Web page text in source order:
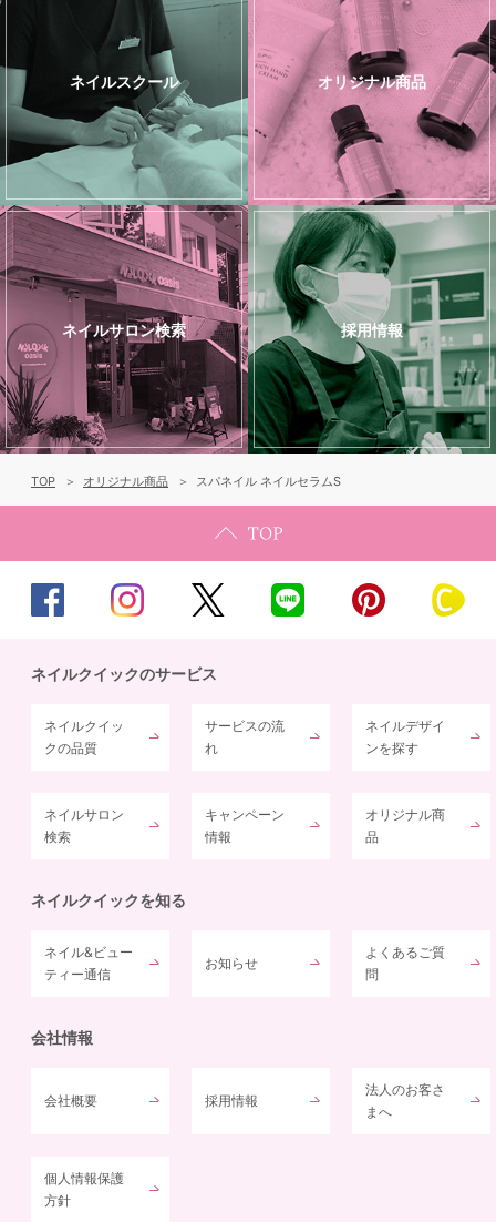
ネイルスクール オリジナル商品
ネイルサロン検索 採用情報
TOP オリジナル商品 スパネイル ネイルセラムS
ネイルクイックのサービス
ネイルクイッ
クの品質
サービスの流
れ
ネイルデザイ
ンを探す
ネイルサロン
検索
キャンペーン
情報
オリジナル商
品
ネイルクイックを知る
ネイル&ビュー
ティー通信
お知らせ
よくあるご質
問
会社情報
会社概要 採用情報
法人のお客さ
まへ
個人情報保護
方針